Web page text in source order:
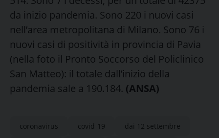
da inizio pandemia. Sono 220 i nuovi casi
nell’area metropolitana di Milano. Sono 76 i
nuovi casi di positività in provincia di Pavia
(nella foto il Pronto Soccorso del Policlinico
San Matteo): il totale dall’inizio della
pandemia sale a 190.184. (ANSA)
coronavirus covid-19 dai 12 settembre